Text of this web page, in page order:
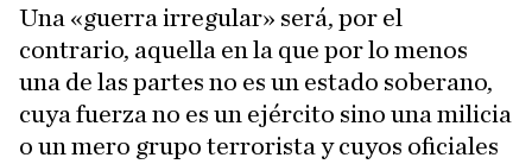
Una «guerra irregular» será, por el
contrario, aquella en la que por lo menos
una de las partes no es un estado soberano,
cuya fuerza no es un ejército sino una milicia
o un mero grupo terrorista y cuyos oficiales